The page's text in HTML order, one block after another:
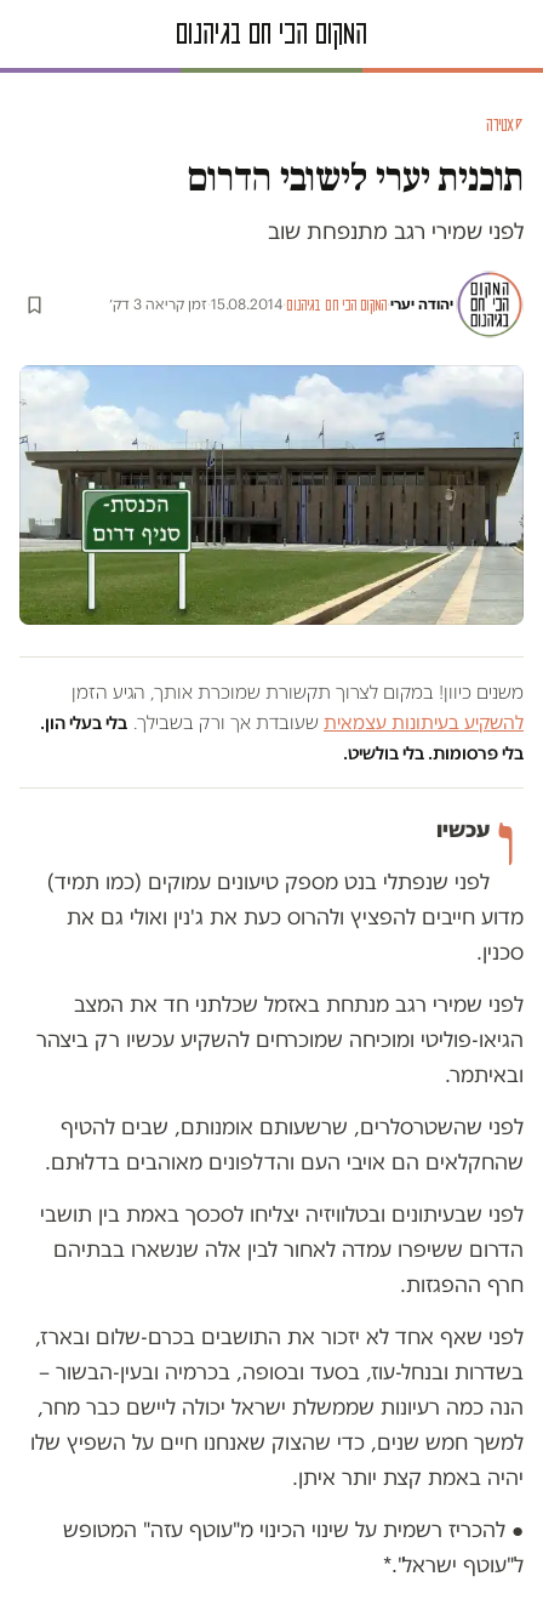
סאטירה
תוכנית יערי לישובי הדרום
לפני שמירי רגב מתנפחת שוב
יהודה יערי·המקום הכי חם בגיהנום·
15.08.2014
·זמן קריאה 3 דק׳
משנים כיוון! במקום לצרוך תקשורת שמוכרת אותך, הגיע הזמן
להשקיע בעיתונות עצמאית שעובדת אך ורק בשבילך. בלי בעלי הון.
בלי פרסומות. בלי בולשיט.
ו עכשיו
לפני שנפתלי בנט מספק טיעונים עמוקים (כמו תמיד)
מדוע חייבים להפציץ ולהרוס כעת את ג'נין ואולי גם את
סכנין.
לפני שמירי רגב מנתחת באזמל שכלתני חד את המצב
הגיאו-פוליטי ומוכיחה שמוכרחים להשקיע עכשיו רק ביצהר
ובאיתמר.
לפני שהשטרסלרים, שרשעותם אומנותם, שבים להטיף
שהחקלאים הם אויבי העם והדלפונים מאוהבים בדלוּתם.
לפני שבעיתונים ובטלוויזיה יצליחו לסכסך באמת בין תושבי
הדרום ששיפרו עמדה לאחור לבין אלה שנשארו בבתיהם
חרף ההפגזות.
לפני שאף אחד לא יזכור את התושבים בכרם-שלום ובארז,
בשדרות ובנחל-עוז, בסעד ובסופה, בכרמיה ובעין-הבשור –
הנה כמה רעיונות שממשלת ישראל יכולה ליישם כבר מחר,
למשך חמש שנים, כדי שהצוק שאנחנו חיים על השפיץ שלו
יהיה באמת קצת יותר איתן.
● להכריז רשמית על שינוי הכינוי מ"עוטף עזה" המטופש
ל"עוטף ישראל".*